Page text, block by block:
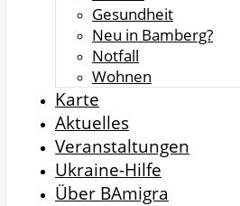
Gesundheit
Neu in Bamberg?
Notfall
Wohnen
Karte
Aktuelles
Veranstaltungen
Ukraine-Hilfe
Über BAmigra